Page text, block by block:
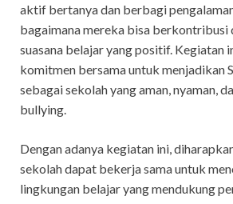
aktif bertanya dan berbagi
bagaimana mereka bisa berkontribusi
suasana belajar yang positif. Kegiatan
komitmen bersama untuk menjadikan
sebagai sekolah yang aman, nyaman,
bullying.
Dengan adanya kegiatan ini,
sekolah dapat bekerja sama untuk
lingkungan belajar yang mendukung